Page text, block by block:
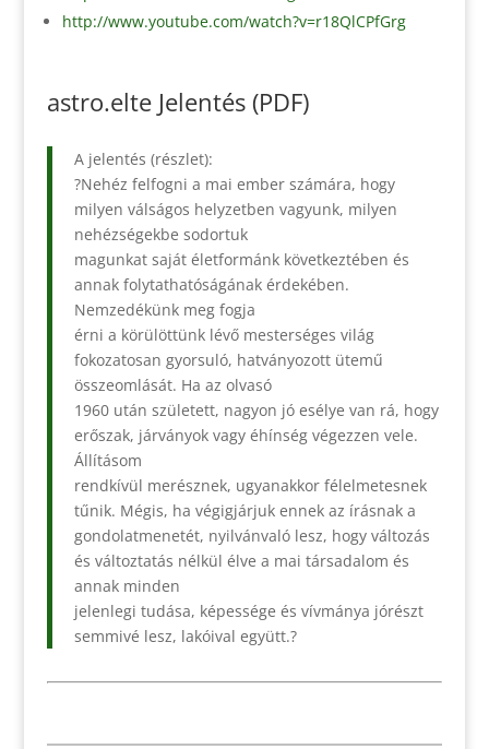
http://www.youtube.com/watch?v=r18QlCPfGrg
astro.elte Jelentés (PDF)
A jelentés (részlet):
?Nehéz felfogni a mai ember számára, hogy
milyen válságos helyzetben vagyunk, milyen
nehézségekbe sodortuk
magunkat saját életformánk következtében és
annak folytathatóságának érdekében.
Nemzedékünk meg fogja
érni a körülöttünk lévő mesterséges világ
fokozatosan gyorsuló, hatványozott ütemű
összeomlását. Ha az olvasó
1960 után született, nagyon jó esélye van rá, hogy
erőszak, járványok vagy éhínség végezzen vele.
Állításom
rendkívül merésznek, ugyanakkor félelmetesnek
tűnik. Mégis, ha végigjárjuk ennek az írásnak a
gondolatmenetét, nyilvánvaló lesz, hogy változás
és változtatás nélkül élve a mai társadalom és
annak minden
jelenlegi tudása, képessége és vívmánya jórészt
semmivé lesz, lakóival együtt.?